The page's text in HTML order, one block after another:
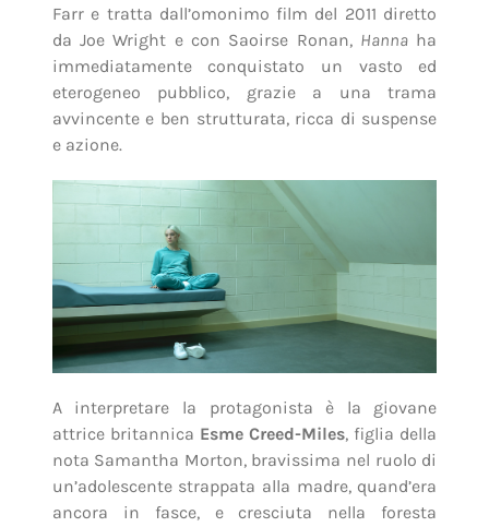
Farr e tratta dall’omonimo film del 2011 diretto
da Joe Wright e con Saoirse Ronan, Hannaha
immediatamente conquistato un vasto ed
eterogeneo pubblico, grazie a una trama
avvincente e ben strutturata, ricca di suspense
e azione.
A interpretare la protagonista è la giovane
attrice britannica Esme Creed-Miles, figlia della
nota Samantha Morton, bravissima nel ruolo di
un’adolescente strappata alla madre, quand’era
ancora in fasce, e cresciuta nella foresta